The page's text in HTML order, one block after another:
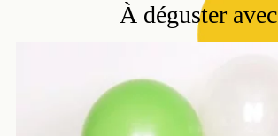
À déguster avec